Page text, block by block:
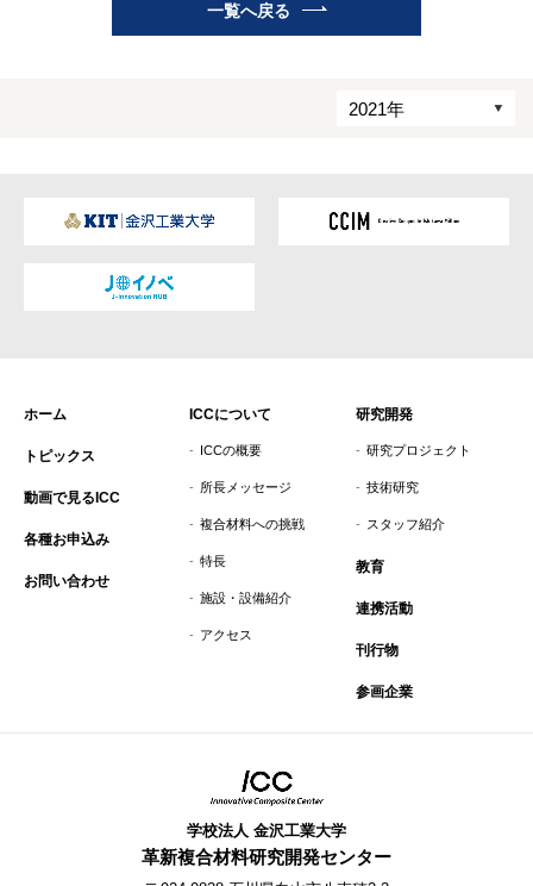
一覧へ戻る
ホーム
トピックス
動画で見るICC
各種お申込み
お問い合わせ
ICCについて
ICCの概要
所長メッセージ
複合材料への挑戦
特長
施設・設備紹介
アクセス
研究開発
研究プロジェクト
技術研究
スタッフ紹介
教育
連携活動
刊行物
参画企業
学校法人 金沢工業大学
革新複合材料研究開発センター